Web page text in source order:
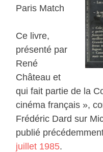
Paris Match
Ce livre,
présenté par
René
Château et
qui fait partie de la
cinéma français »,
Frédéric Dard sur
publié
juillet 1985.